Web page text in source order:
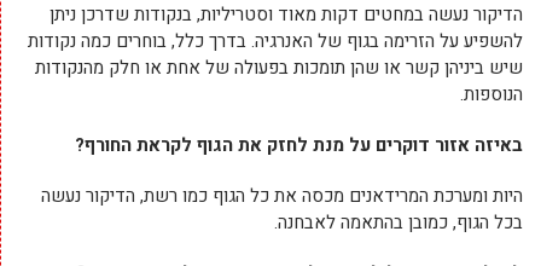
הדיקור נעשה במחטים דקות מאוד וסטריליות, בנקודות שדרכן ניתן
להשפיע על הזרימה בגוף של האנרגיה. בדרך כלל, בוחרים כמה נקודות
שיש ביניהן קשר או שהן תומכות בפעולה של אחת או חלק מהנקודות
הנוספות.
באיזה אזור דוקרים על מנת לחזק את הגוף לקראת החורף?
היות ומערכת המרידאנים מכסה את כל הגוף כמו רשת, הדיקור נעשה
בכל הגוף, כמובן בהתאמה לאבחנה.